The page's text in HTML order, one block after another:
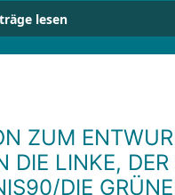
lesen
ZUM
DIE LINKE, DER
DIE